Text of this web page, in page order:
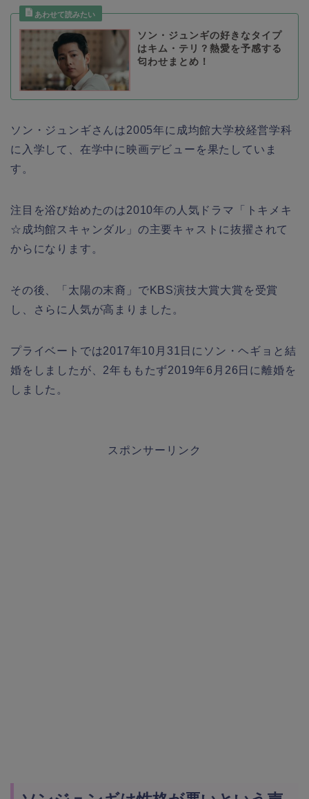
ソン・ジュンギの好きなタイプ
はキム・テリ？熱愛を予感する
匂わせまとめ！
ソン・ジュンギさんは2005年に成均館大学校経営学科
に入学して、在学中に映画デビューを果たしていま
す。
注目を浴び始めたのは2010年の人気ドラマ「トキメキ
☆成均館スキャンダル」の主要キャストに抜擢されて
からになります。
その後、「太陽の末裔」でKBS演技大賞大賞を受賞
し、さらに人気が高まりました。
プライベートでは2017年10月31日にソン・ヘギョと結
婚をしましたが、2年ももたず2019年6月26日に離婚を
しました。
スポンサーリンク